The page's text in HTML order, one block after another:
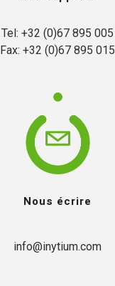
Tel: +32 (0)67 895 005
Fax: +32 (0)67 895 015
Nous écrire
info@inytium.com